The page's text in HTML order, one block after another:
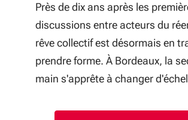
Près de dix ans après les
discussions entre acteurs du
rêve collectif est désormais en
prendre forme. À Bordeaux, la
main s'apprête à changer